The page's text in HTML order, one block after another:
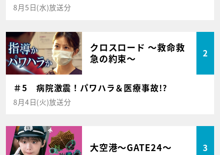
8月5日(水)放送分
クロスロード ～救命救
急の約束～
2
＃5 病院激震！パワハラ＆医療事故!?
8月4日(火)放送分
大空港～GATE24～ 3